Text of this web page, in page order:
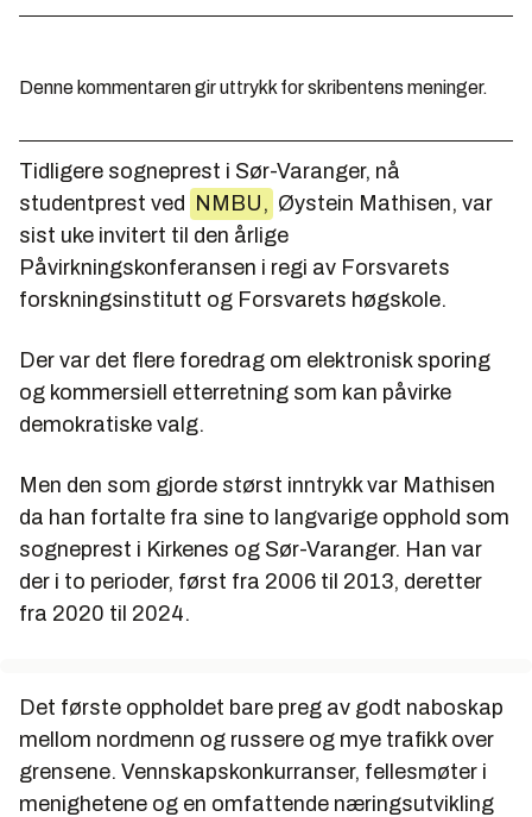
Denne kommentaren gir uttrykk for skribentens meninger.
Tidligere sogneprest i Sør-Varanger, nå
studentprest ved NMBU, Øystein Mathisen, var
sist uke invitert til den årlige
Påvirkningskonferansen i regi av Forsvarets
forskningsinstitutt og Forsvarets høgskole.
Der var det flere foredrag om elektronisk sporing
og kommersiell etterretning som kan påvirke
demokratiske valg.
Men den som gjorde størst inntrykk var Mathisen
da han fortalte fra sine to langvarige opphold som
sogneprest i Kirkenes og Sør-Varanger. Han var
der i to perioder, først fra 2006 til 2013, deretter
fra 2020 til 2024.
Det første oppholdet bare preg av godt naboskap
mellom nordmenn og russere og mye trafikk over
grensene. Vennskapskonkurranser, fellesmøter i
menighetene og en omfattende næringsutvikling